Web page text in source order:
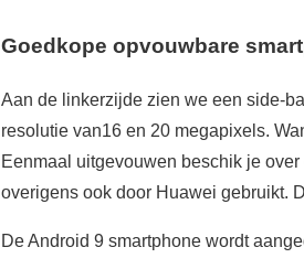
Goedkope opvouwbare
Aan de linkerzijde zien we een side-
resolutie van16 en 20 megapixels.
Eenmaal uitgevouwen beschik je
overigens ook door Huawei gebruikt.
De Android 9 smartphone wordt